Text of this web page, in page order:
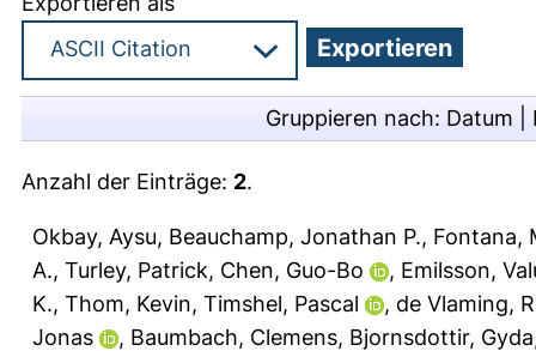
Gruppieren nach: Datum
Anzahl der Einträge: 2.
Okbay, Aysu, Beauchamp, Jonathan P., Fontana,
A., Turley, Patrick, Chen, Guo-Bo , Emilsson,
K., Thom, Kevin, Timshel, Pascal , de Vlaming,
Jonas
, Baumbach, Clemens, Bjornsdottir, Gyda